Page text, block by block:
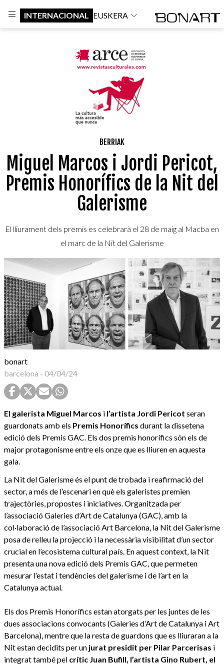
INTERNACIONAL EUSKERA
BERRIAK
Miguel Marcos i Jordi Pericot,
Premis Honorífics de la Nit del
Galerisme
El lliurament dels premis es celebrarà el 28 de maig al Macba en
el marc de la Nit del Galerisme
bonart
barcelona - 04/04/24
El galerista Miguel Marcos i l’artista Jordi Pericot seran
guardonats amb els Premis Honorífics durant la dissetena
edició dels Premis GAC. Els dos premis honorífics són els de
major protagonisme entre els onze que es lliuren en aquesta
gala.
La Nit del Galerisme és el punt de trobada i reafirmació del
sector, a més de l’escenari en què els galeristes premien
trajectòries, propostes i iniciatives. Organitzada per
l’associació Galeries d’Art de Catalunya (GAC), amb la
col·laboració de l’associació Art Barcelona, la Nit del Galerisme
posa de relleu la projecció i la necessària visibilitat d’un sector
crucial en l’ecosistema cultural país. En aquest context, la Nit
presenta una nova edició dels Premis GAC, que permeten
mesurar l’estat i tendències del galerisme i de l’art en la
Catalunya actual.
Els dos Premis Honorífics estan atorgats per les juntes de les
dues associacions convocants (Galeries d’Art de Catalunya i Art
Barcelona), mentre que la resta de guardons que es lliuraran a la
Nit estan decidits per un jurat presidit per Pilar Parcerisas i
integrat també pel crític Juan Bufill, l’artista Gino Rubert, el